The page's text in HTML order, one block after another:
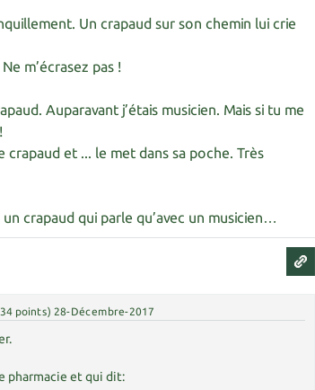
Un crapaud sur son chemin lui crie
m’écrasez pas !
Auparavant j’étais musicien. Mais si tu me
et ... le met dans sa poche. Très
crapaud qui parle qu’avec un musicien…
34 points) 28-Décembre-2017
pharmacie et qui dit: